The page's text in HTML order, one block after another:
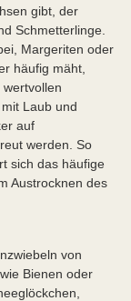
gibt, der
Schmetterlinge.
Margeriten oder
häufig mäht,
Laub und
auf
werden. So
sich das häufige
Austrocknen des
von
Bienen oder